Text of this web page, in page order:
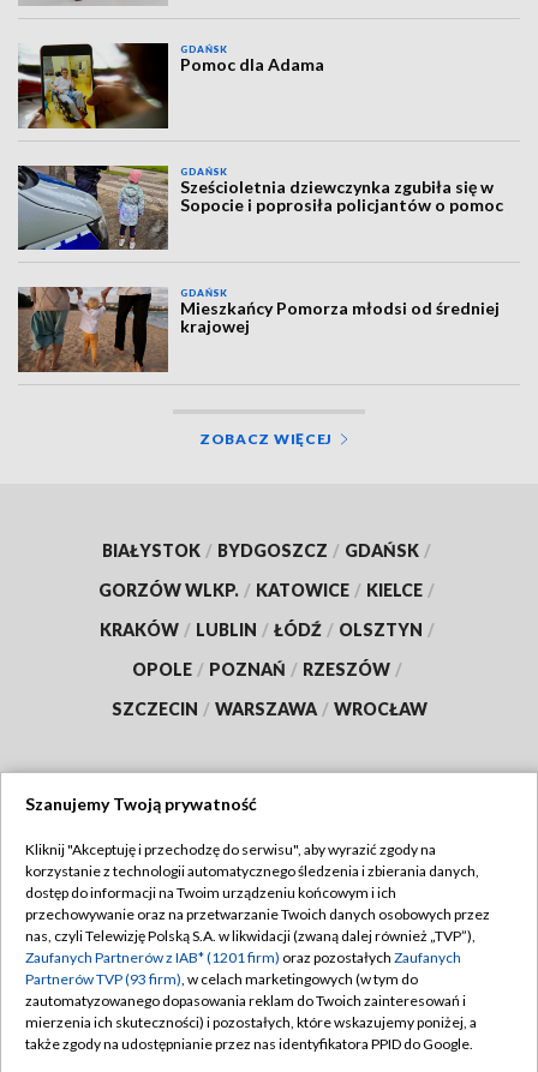
GDAŃSK
Pomoc dla Adama
GDAŃSK
Sześcioletnia dziewczynka zgubiła się w
Sopocie i poprosiła policjantów o pomoc
GDAŃSK
Mieszkańcy Pomorza młodsi od średniej
krajowej
ZOBACZ WIĘCEJ
BIAŁYSTOK / BYDGOSZCZ / GDAŃSK /
GORZÓW WLKP. / KATOWICE / KIELCE /
KRAKÓW / LUBLIN / ŁÓDŹ / OLSZTYN /
OPOLE / POZNAŃ / RZESZÓW /
SZCZECIN / WARSZAWA / WROCŁAW
TVP
Abonament TVP
Emisja w TVP
Centrum informacji TVP
Naziemna Telewizja Cyfrowa
Regulamin TVP
Polityka prywatności
Moje zgody
Pomoc
Szanujemy Twoją prywatność
Kliknij "Akceptuję i przechodzę do serwisu", aby wyrazić zgody na
korzystanie z technologii automatycznego śledzenia i zbierania danych,
dostęp do informacji na Twoim urządzeniu końcowym i ich
przechowywanie oraz na przetwarzanie Twoich danych osobowych przez
nas, czyli Telewizję Polską S.A. w likwidacji (zwaną dalej również „TVP”),
Zaufanych Partnerów z IAB* (1201 firm) oraz pozostałych Zaufanych
Partnerów TVP (93 firm), w celach marketingowych (w tym do
zautomatyzowanego dopasowania reklam do Twoich zainteresowań i
mierzenia ich skuteczności) i pozostałych, które wskazujemy poniżej, a
także zgody na udostępnianie przez nas identyfikatora PPID do Google.